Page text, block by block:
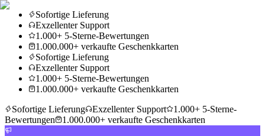
Sofortige Lieferung
Exzellenter Support
1.000+ 5-Sterne-Bewertungen
1.000.000+ verkaufte Geschenkkarten
Sofortige Lieferung
Exzellenter Support
1.000+ 5-Sterne-Bewertungen
1.000.000+ verkaufte Geschenkkarten
Sofortige Lieferung
Exzellenter Support
1.000+ 5-Sterne-
Bewertungen
1.000.000+ verkaufte Geschenkkarten